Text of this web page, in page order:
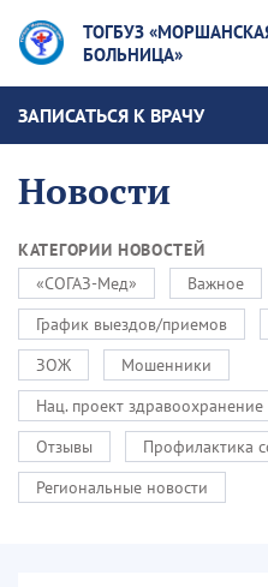
ТОГБУЗ
БОЛЬНИЦА»
ЗАПИСАТЬСЯ К ВРАЧУ
Новости
КАТЕГОРИИ НОВОСТЕЙ
«СОГАЗ-Мед»
Важное
График выездов/приемов
ЗОЖ
Мошенники
Нац. проект здравоохранение
Отзывы
Профилактика
Региональные новости